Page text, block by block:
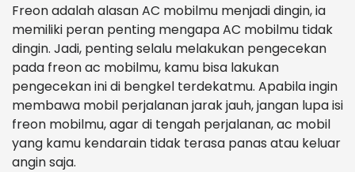
Freon adalah alasan AC mobilmu menjadi dingin, ia
memiliki peran penting mengapa AC mobilmu tidak
dingin. Jadi, penting selalu melakukan pengecekan
pada freon ac mobilmu, kamu bisa lakukan
pengecekan ini di bengkel terdekatmu. Apabila ingin
membawa mobil perjalanan jarak jauh, jangan lupa isi
freon mobilmu, agar di tengah perjalanan, ac mobil
yang kamu kendarain tidak terasa panas atau keluar
angin saja.